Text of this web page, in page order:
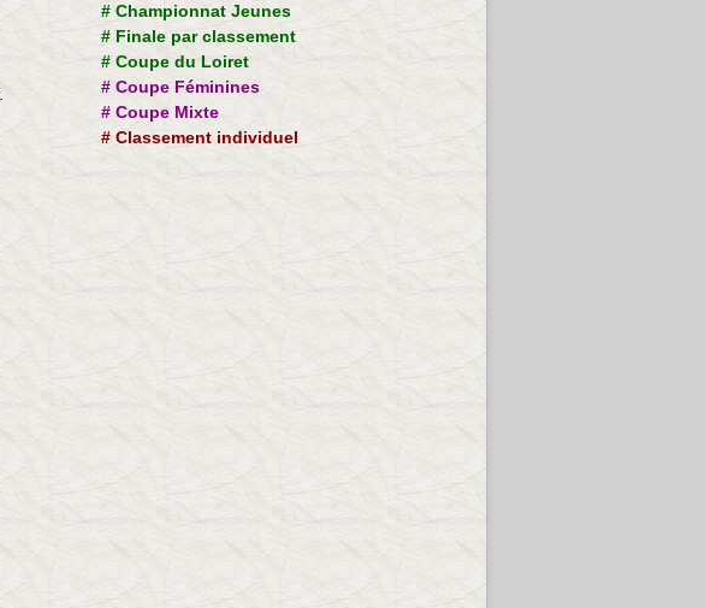
# Championnat Jeunes
# Finale par classement
# Coupe du Loiret
# Coupe Féminines
# Coupe Mixte
#Classement individuel